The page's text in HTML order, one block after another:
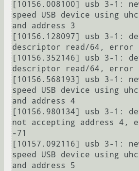
[10156.008100] usb 3-1:
speed USB device using
and address 3
[10156.128097] usb 3-1:
descriptor read/64, error
[10156.352146] usb 3-1:
descriptor read/64, error
[10156.568193] usb 3-1:
speed USB device using
and address 4
[10156.980134] usb 3-1:
not accepting address 4,
-71
[10157.092116] usb 3-1:
speed USB device using
and address 5